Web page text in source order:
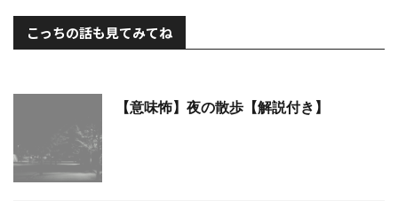
こっちの話も見てみてね
【意味怖】夜の散歩【解説付き】